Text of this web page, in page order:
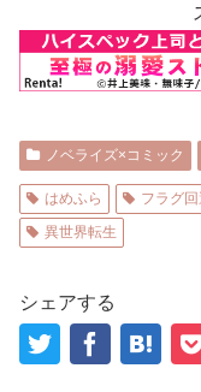
ノベライズ×コミック
はめふら フラグ回
異世界転生
シェアする